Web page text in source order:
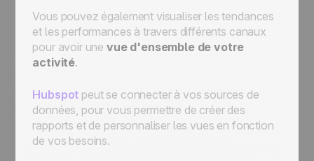
Vous pouvez également visualiser les tendances
et les performances à travers différents canaux
pour avoir une vue d'ensemble de votre
activité.
Hubspot peut se connecter à vos sources de
données, pour vous permettre de créer des
rapports et de personnaliser les vues en fonction
de vos besoins.